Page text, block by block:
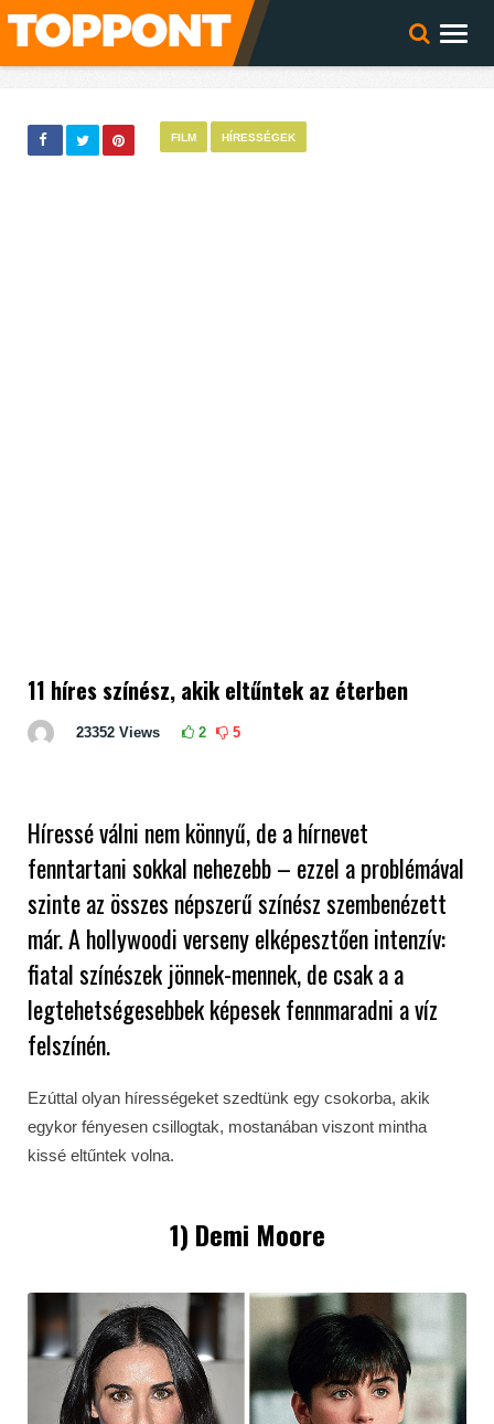
FILM HÍRESSÉGEK
11 híres színész, akik eltűntek az éterben
23352 Views 2 5
Híressé válni nem könnyű, de a hírnevet
fenntartani sokkal nehezebb – ezzel a problémával
szinte az összes népszerű színész szembenézett
már. A hollywoodi verseny elképesztően intenzív:
fiatal színészek jönnek-mennek, de csak a a
legtehetségesebbek képesek fennmaradni a víz
felszínén.
Ezúttal olyan hírességeket szedtünk egy csokorba, akik
egykor fényesen csillogtak, mostanában viszont mintha
kissé eltűntek volna.
1) Demi Moore